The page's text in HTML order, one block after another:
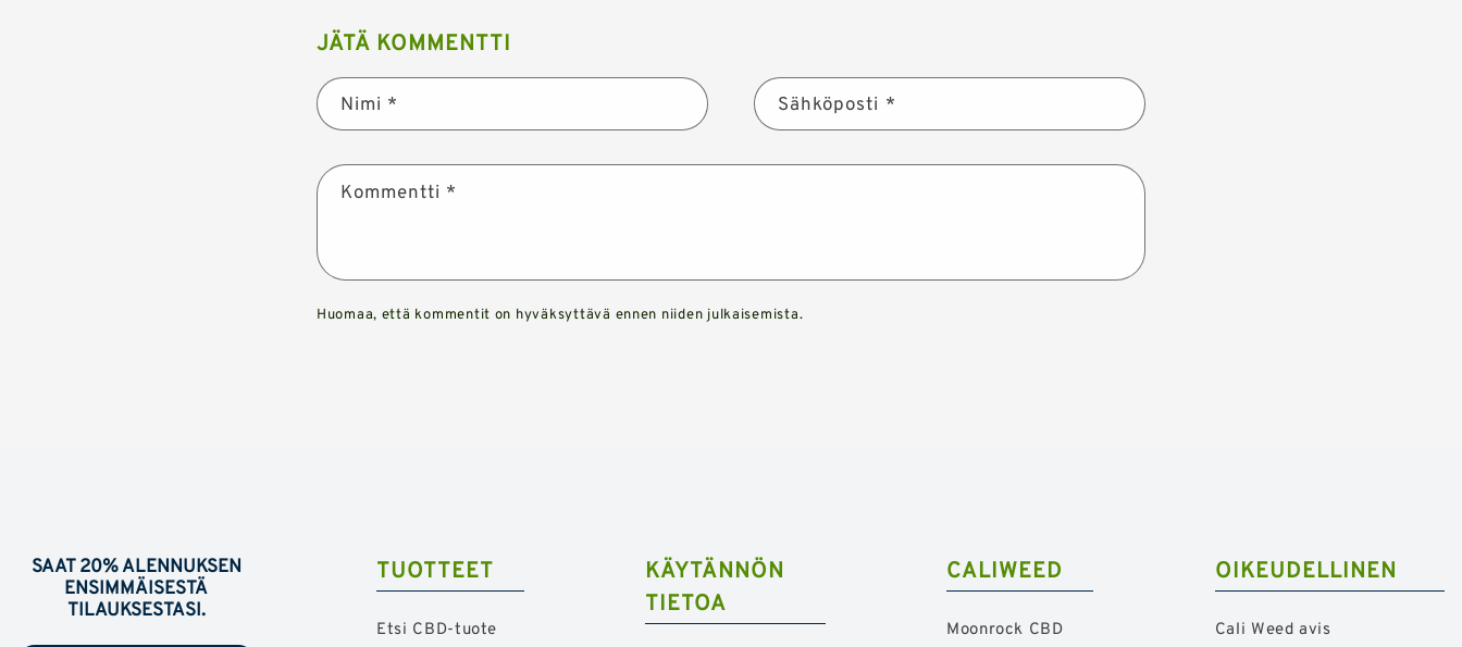
JÄTÄ KOMMENTTI
Nimi * Sähköposti *
Kommentti *
Huomaa, että kommentit on hyväksyttävä ennen niiden julkaisemista.
SAAT 20% ALENNUKSEN
ENSIMMÄISESTÄ
TILAUKSESTASI.
TUOTTEET
Etsi CBD-tuote
KÄYTÄNNÖN
TIETOA
CALIWEED
Moonrock CBD
OIKEUDELLINEN
Cali Weed avis